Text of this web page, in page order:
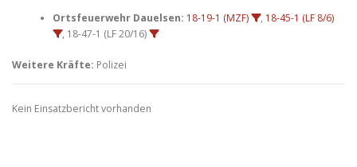
Ortsfeuerwehr Dauelsen: 18-19-1 (MZF) , 18-45-1 (LF 8/6)
, 18-47-1 (LF 20/16)
Weitere Kräfte: Polizei
Kein Einsatzbericht vorhanden